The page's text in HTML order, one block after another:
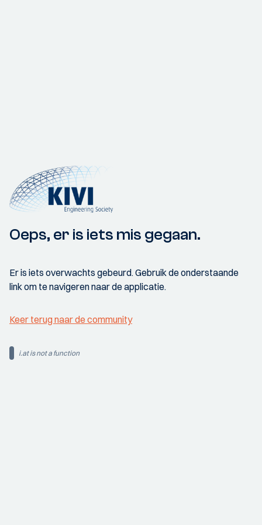
Oeps, er is iets mis gegaan.
Er is iets overwachts gebeurd. Gebruik de onderstaande
link om te navigeren naar de applicatie.
Keer terug naar de community
i.at is not a function